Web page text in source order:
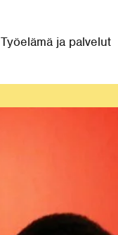
Työelämä ja palvelut